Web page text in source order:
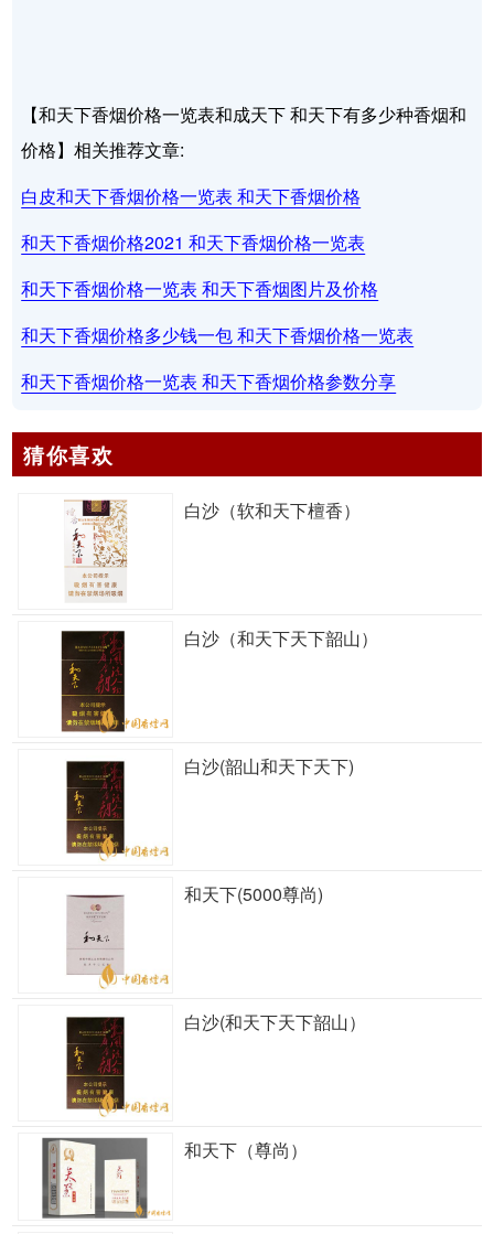
【和天下香烟价格一览表和成天下 和天下有多少种香烟和
价格】相关推荐文章:
白皮和天下香烟价格一览表 和天下香烟价格
和天下香烟价格2021 和天下香烟价格一览表
和天下香烟价格一览表 和天下香烟图片及价格
和天下香烟价格多少钱一包 和天下香烟价格一览表
和天下香烟价格一览表 和天下香烟价格参数分享
猜你喜欢
白沙（软和天下檀香）
白沙（和天下天下韶山）
白沙(韶山和天下天下)
和天下(5000尊尚)
白沙(和天下天下韶山）
和天下（尊尚）